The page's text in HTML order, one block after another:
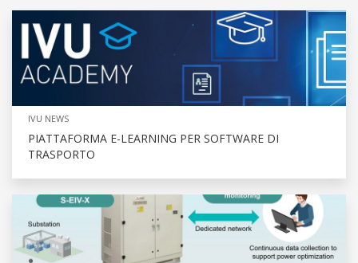
IVU NEWS
PIATTAFORMA E-LEARNING PER SOFTWARE DI
TRASPORTO